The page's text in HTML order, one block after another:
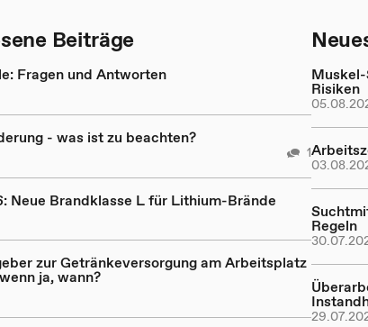
Beiträge
Fragen und Antworten
- was ist zu beachten?
1
Neue Brandklasse L für Lithium-Brände
zur Getränkeversorgung am Arbeitsplatz
ja, wann?
Risiken
Regeln